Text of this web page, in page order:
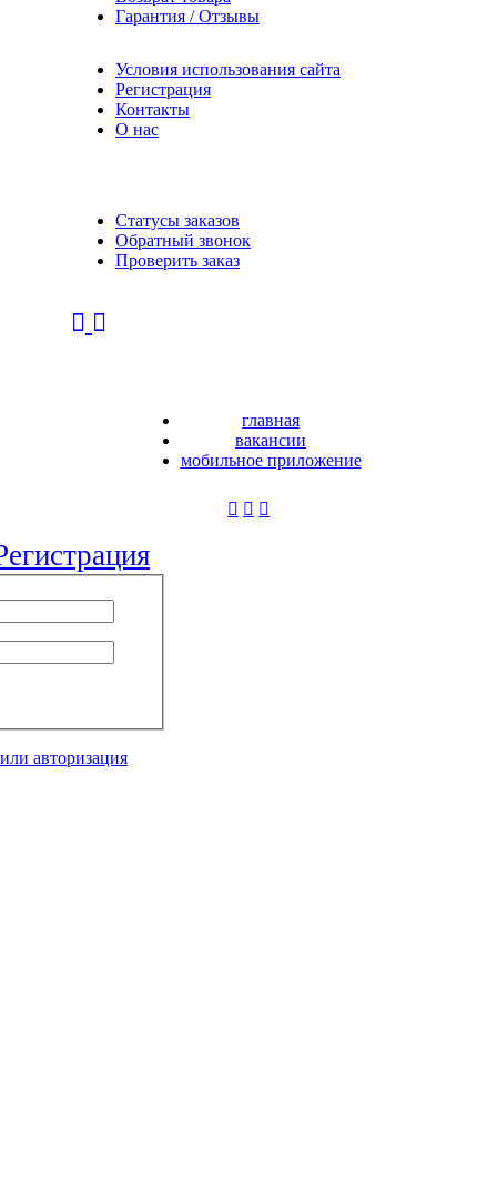
Гарантия / Отзывы
Условия использования сайта
Регистрация
Контакты
О нас
Статусы заказов
Обратный звонок
Проверить заказ
главная
вакансии
мобильное приложение
авторизация